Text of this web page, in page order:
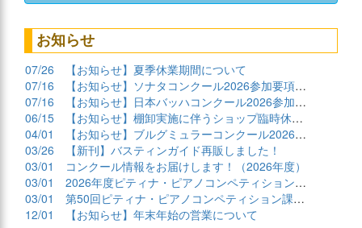
お知らせ
07/26
【お知らせ】夏季休業期間について
07/16
【お知らせ】ソナタコンクール2026参加要項公開
07/16
【お知らせ】日本バッハコンクール2026参加要項公開
06/15
【お知らせ】棚卸実施に伴うショップ臨時休業について
04/01
【お知らせ】ブルグミュラーコンクール2026課題曲公開
03/26
【新刊】バスティンガイド再販しました！
03/01
コンクール情報をお届けします！（2026年度）
03/01
2026年度ピティナ・ピアノコンペティション課題曲商品
03/01
第50回ピティナ・ピアノコンペティション課題曲公開！
12/01
【お知らせ】年末年始の営業について